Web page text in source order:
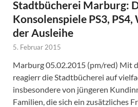
Stadtbücherei Marburg:
Konsolenspiele PS3,
der Ausleihe
5. Februar 2015
Marburg 05.02.2015 (pm/red) Mit
reagierr die Stadtbücherei auf
insbesondere von jüngeren
Familien, die sich ein zusätzliches